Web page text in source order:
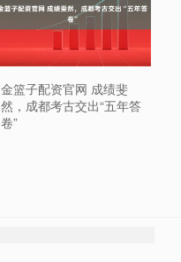
金篮子配资官网 成绩斐
然，成都考古交出“五年答
卷”